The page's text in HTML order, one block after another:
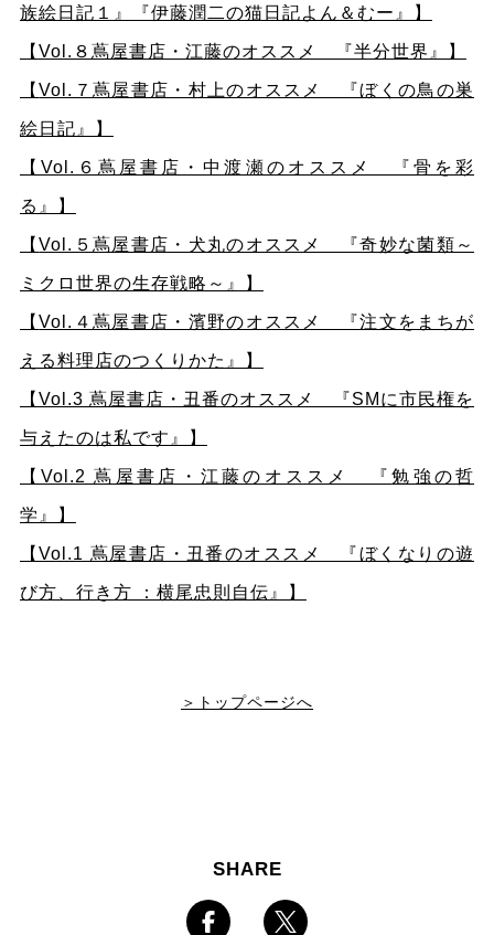
族絵日記１』『伊藤潤二の猫日記よん＆むー』】
【 Vol.８蔦屋書店・江藤のオススメ 『半分世界』】
【Vol.７蔦屋書店・村上のオススメ 『ぼくの鳥の巣
絵日記』】
【 Vol.６蔦屋書店・中渡瀬のオススメ 『骨を彩
る』】
【Vol.５蔦屋書店・犬丸のオススメ 『奇妙な菌類～
ミクロ世界の生存戦略～』】
【Vol.４蔦屋書店・濱野のオススメ 『注文をまちが
える料理店のつくりかた』】
【 Vol.3 蔦屋書店・丑番のオススメ 『SMに市民権を
与えたのは私です』】
【Vol.2 蔦屋書店・江藤のオススメ 『勉強の哲
学』】
【Vol.1 蔦屋書店・丑番のオススメ 『ぼくなりの遊
び方、行き方 ：横尾忠則自伝』】
＞トップページへ
SHARE